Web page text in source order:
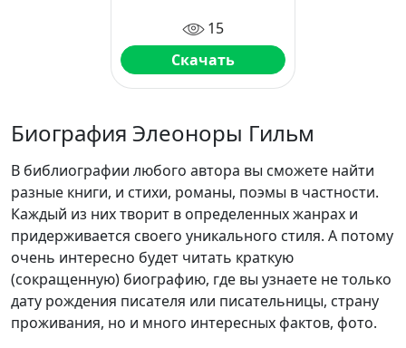
15
Скачать
Биография Элеоноры Гильм
В библиографии любого автора вы сможете найти
разные книги, и стихи, романы, поэмы в частности.
Каждый из них творит в определенных жанрах и
придерживается своего уникального стиля. А потому
очень интересно будет читать краткую
(сокращенную) биографию, где вы узнаете не только
дату рождения писателя или писательницы, страну
проживания, но и много интересных фактов, фото.